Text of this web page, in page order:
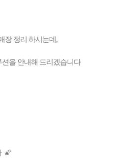
장 정리 하시는데,
을 안내해 드리겠습니다
🌠